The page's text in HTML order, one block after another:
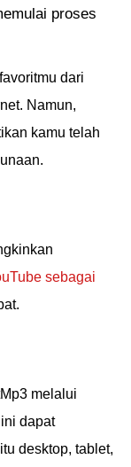
proses
dari
Namun,
kamu telah
sebagai
melalui
dapat
desktop, tablet,